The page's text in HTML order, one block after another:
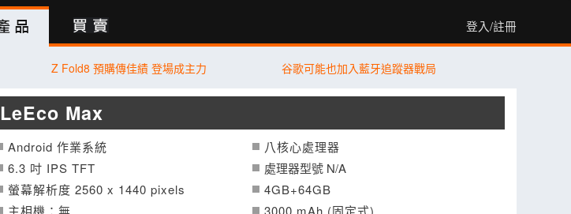
登入/註冊
Z Fold8 預購傳佳績 登場成主力 谷歌可能也加入藍牙追蹤器戰局
LeEco Max
Android 作業系統
八核心處理器
6.3 吋 IPS TFT
處理器型號 N/A
螢幕解析度 2560 x 1440 pixels
4GB+64GB
主相機：無
3000 mAh (固定式)